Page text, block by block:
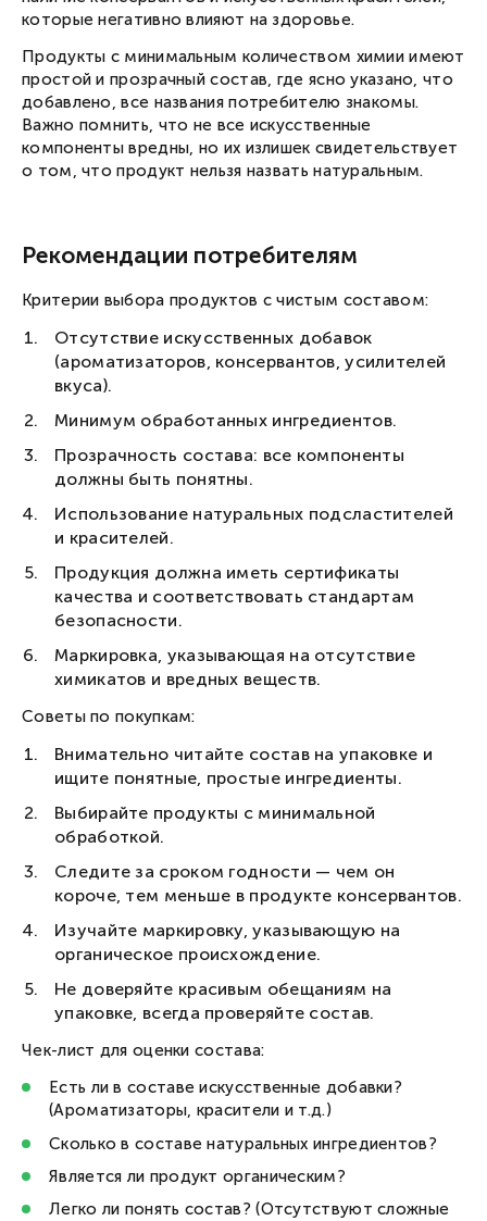
которые негативно влияют на здоровье.
Продукты с минимальным количеством химии имеют
простой и прозрачный состав, где ясно указано, что
добавлено, все названия потребителю знакомы.
Важно помнить, что не все искусственные
компоненты вредны, но их излишек свидетельствует
о том, что продукт нельзя назвать натуральным.
Рекомендации потребителям
Критерии выбора продуктов с чистым составом:
Отсутствие искусственных добавок
(ароматизаторов, консервантов, усилителей
вкуса).
Минимум обработанных ингредиентов.
Прозрачность состава: все компоненты
должны быть понятны.
Использование натуральных подсластителей
и красителей.
Продукция должна иметь сертификаты
качества и соответствовать стандартам
безопасности.
Маркировка, указывающая на отсутствие
химикатов и вредных веществ.
Советы по покупкам:
Внимательно читайте состав на упаковке и
ищите понятные, простые ингредиенты.
Выбирайте продукты с минимальной
обработкой.
Следите за сроком годности — чем он
короче, тем меньше в продукте консервантов.
Изучайте маркировку, указывающую на
органическое происхождение.
Не доверяйте красивым обещаниям на
упаковке, всегда проверяйте состав.
Чек-лист для оценки состава:
Есть ли в составе искусственные добавки?
(Ароматизаторы, красители и т.д.)
Сколько в составе натуральных ингредиентов?
Является ли продукт органическим?
Легко ли понять состав? (Отсутствуют сложные
политикой конфиденциальности
Запросить смс